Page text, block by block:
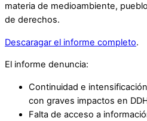
materia de medioambiente,
de derechos.
Descaragar el informe completo.
El informe denuncia:
Continuidad e
con graves impactos en
Falta de acceso a